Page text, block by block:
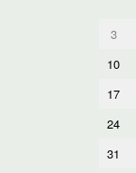
3
10
17
24
31